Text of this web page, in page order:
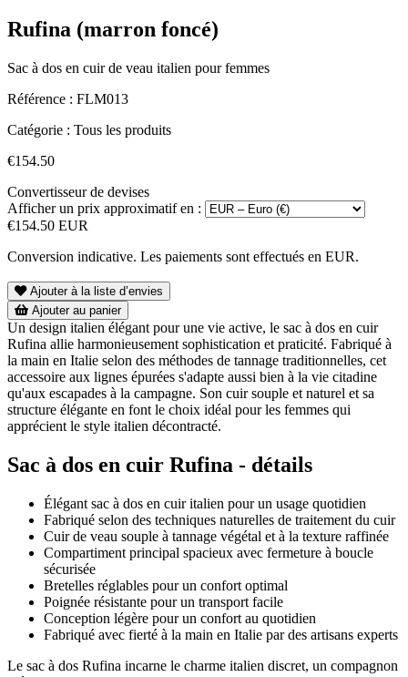
Rufina (marron foncé)
Sac à dos en cuir de veau italien pour femmes
Référence : FLM013
Catégorie : Tous les produits
€154.50
Convertisseur de devises
Afficher un prix approximatif en :
€154.50 EUR
Conversion indicative. Les paiements sont effectués en EUR.
Ajouter à la liste d’envies
Ajouter au panier
Un design italien élégant pour une vie active, le sac à dos en cuir
Rufina allie harmonieusement sophistication et praticité. Fabriqué à
la main en Italie selon des méthodes de tannage traditionnelles, cet
accessoire aux lignes épurées s'adapte aussi bien à la vie citadine
qu'aux escapades à la campagne. Son cuir souple et naturel et sa
structure élégante en font le choix idéal pour les femmes qui
apprécient le style italien décontracté.
Sac à dos en cuir Rufina - détails
Élégant sac à dos en cuir italien pour un usage quotidien
Fabriqué selon des techniques naturelles de traitement du cuir
Cuir de veau souple à tannage végétal et à la texture raffinée
Compartiment principal spacieux avec fermeture à boucle
sécurisée
Bretelles réglables pour un confort optimal
Poignée résistante pour un transport facile
Conception légère pour un confort au quotidien
Fabriqué avec fierté à la main en Italie par des artisans experts
Le sac à dos Rufina incarne le charme italien discret, un compagnon